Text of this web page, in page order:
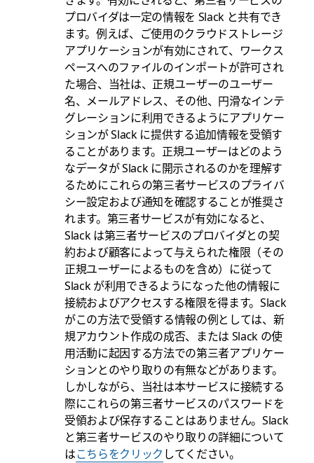
プロバイダは一定の情報を Slack と共有でき
ます。例えば、ご使用のクラウドストレージ
アプリケーションが有効にされて、ワークス
ペースへのファイルのインポートが許可され
た場合、当社は、正規ユーザーのユーザー
名、メールアドレス、その他、円滑なインテ
グレーションに利用できるようにアプリケー
ションが Slack に提供する追加情報を受領す
ることがあります。正規ユーザーはどのよう
なデータが Slack に開示されるのかを理解す
るためにこれらの第三者サービスのプライバ
シー設定および通知を確認することが推奨さ
れます。第三者サービスが有効になると、
Slack は第三者サービスのプロバイダとの契
約および顧客によって与えられた権限（その
正規ユーザーによるものを含め）に従って
Slack が利用できるようになった他の情報に
接続およびアクセスする権限を得ます。Slack
がこの方法で受領する情報の例としては、新
規アカウント作成の成否、または Slack の使
用活動に起因する方法での第三者アプリケー
ションとのやり取りの有無などがあります。
しかしながら、当社は本サービスに接続する
際にこれらの第三者サービスのパスワードを
受領および保存することはありません。Slack
と第三者サービスのやり取りの詳細について
はこちらをクリック してください。